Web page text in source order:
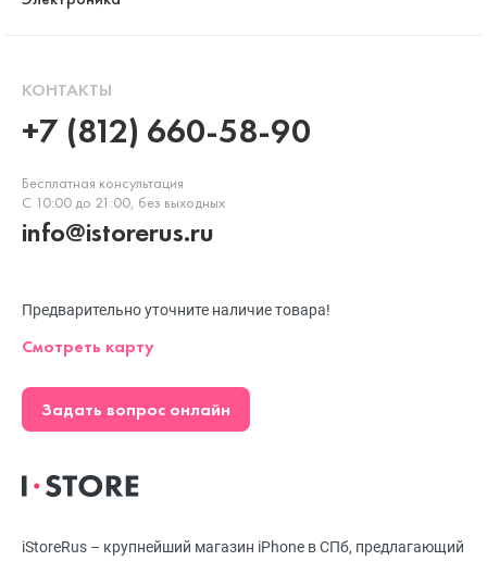
iStoreRus – крупнейший магазин iPhone в СПб, предлагающий
КОНТАКТЫ
+7 (812) 660-58-90
Бесплатная консультация
С 10:00 до 21:00, без выходных
info@istorerus.ru
Предварительно уточните наличие товара!
Смотреть карту
Задать вопрос онлайн